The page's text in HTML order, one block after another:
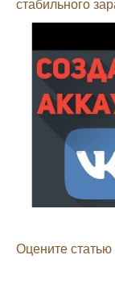
стабильного
Оцените статью